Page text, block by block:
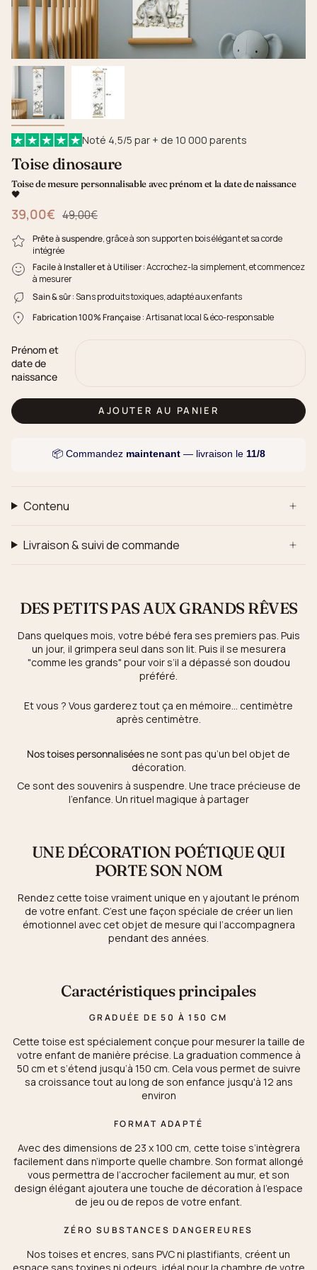
Noté 4,5/5 par + de 10 000 parents
Toise dinosaure
Toise de mesure personnalisable avec prénom et la date de naissance
🖤
39,00€
Prix régulier49,00€
Prête à suspendre, grâce à son support en bois élégant et sa corde
intégrée
Facile à Installer et à Utiliser: Accrochez-la simplement, et commencez
à mesurer
Sain & sûr: Sans produits toxiques, adapté aux enfants
Fabrication 100% Française: Artisanat local & éco-responsable
Prénom et
date de
naissance
AJOUTER AU PANIER
📦 Commandez maintenant— livraison le 11/8
Contenu
Livraison & suivi de commande
DES PETITS PAS AUX GRANDS RÊVES
Dans quelques mois, votre bébé fera ses premiers pas. Puis
un jour, il grimpera seul dans son lit. Puis il se mesurera
"comme les grands" pour voir s’il a dépassé son doudou
préféré.
Et vous ? Vous garderez tout ça en mémoire… centimètre
après centimètre.
Nos toises personnaliséesne sont pas qu’un bel objet de
décoration.
Ce sont des souvenirs à suspendre. Une trace précieuse de
l’enfance. Un rituel magique à partager
UNE DÉCORATION POÉTIQUE QUI
PORTE SON NOM
Rendez cette toise vraiment unique en y ajoutant le prénom
de votre enfant. C’est une façon spéciale de créer un lien
émotionnel avec cet objet de mesure qui l’accompagnera
pendant des années.
Caractéristiques principales
GRADUÉE DE 50 À 150 CM
Cette toise est spécialement conçue pour mesurer la taille de
votre enfant de manière précise. La graduation commence à
50 cm et s’étend jusqu’à 150 cm. Cela vous permet de suivre
sa croissance tout au long de son enfance jusqu'à 12 ans
environ
FORMAT ADAPTÉ
Avec des dimensions de 23 x 100 cm, cette toise s’intègrera
facilement dans n’importe quelle chambre. Son format allongé
vous permettra de l’accrocher facilement au mur, et son
design élégant ajoutera une touche de décoration à l’espace
de jeu ou de repos de votre enfant.
ZÉRO SUBSTANCES DANGEREURES
Nos toises et encres, sans PVC ni plastifiants, créent un